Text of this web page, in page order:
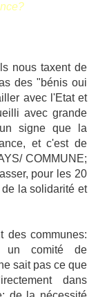
nous taxent de
des "bénis oui
avec l'Etat et
avec grande
signe que la
et c'est de
COMMUNE;
pour les 20
la solidarité et
des communes:
un comité de
sait pas ce que
dans